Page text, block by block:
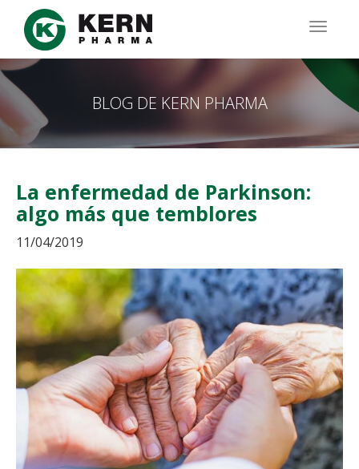
Pasar
contenido
principal
BLOG DE KERN PHARMA
La enfermedad de Parkinson:
algo más que temblores
11/04/2019